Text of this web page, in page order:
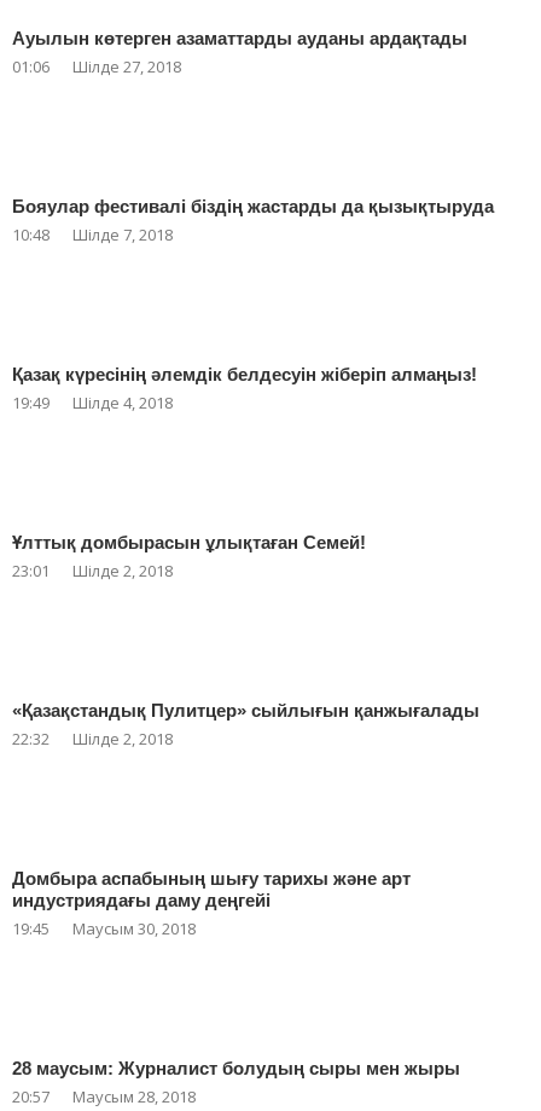
Ауылын көтерген азаматтарды ауданы ардақтады
01:06 Шілде 27, 2018
Бояулар фестивалі біздің жастарды да қызықтыруда
10:48 Шілде 7, 2018
Қазақ күресінің әлемдік белдесуін жіберіп алмаңыз!
19:49 Шілде 4, 2018
Ұлттық домбырасын ұлықтаған Семей!
23:01 Шілде 2, 2018
«Қазақстандық Пулитцер» сыйлығын қанжығалады
22:32 Шілде 2, 2018
Домбыра аспабының шығу тарихы және арт
индустриядағы даму деңгейі
19:45 Маусым 30, 2018
28 маусым: Журналист болудың сыры мен жыры
20:57 Маусым 28, 2018